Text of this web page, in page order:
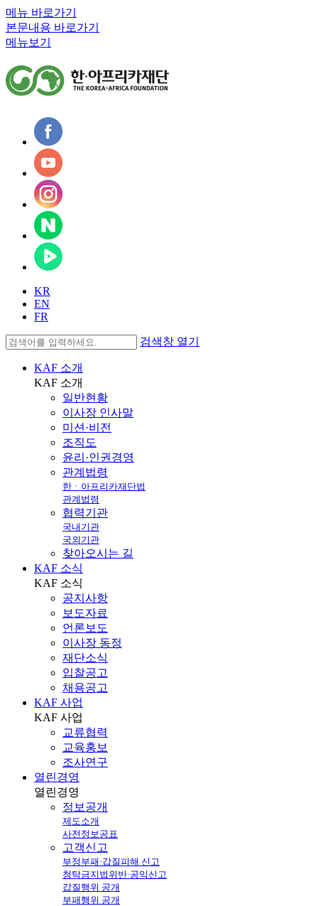
메뉴 바로가기
본문내용 바로가기
메뉴보기
KR
EN
FR
검색창 열기
KAF 소개
KAF 소개
일반현황
이사장 인사말
미션·비전
조직도
윤리·인권경영
관계법령
한ㆍ아프리카재단법
관계법령
협력기관
국내기관
국외기관
찾아오시는 길
KAF 소식
KAF 소식
공지사항
보도자료
언론보도
이사장 동정
재단소식
입찰공고
채용공고
KAF 사업
KAF 사업
교류협력
교육홍보
조사연구
열린경영
열린경영
정보공개
제도소개
사전정보공표
고객신고
부정부패·갑질피해 신고
청탁금지법위반·공익신고
갑질행위 공개
부패행위 공개